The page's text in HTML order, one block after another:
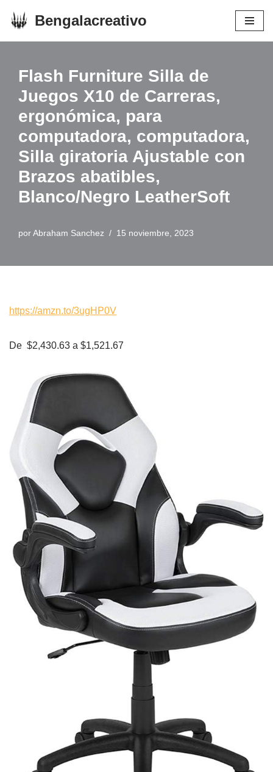
Bengalacreativo
Flash Furniture Silla de
Juegos X10 de Carreras,
ergonómica, para
computadora, computadora,
Silla giratoria Ajustable con
Brazos abatibles,
Blanco/Negro LeatherSoft
porAbraham Sanchez 15 noviembre, 2023
https://amzn.to/3ugHP0V
De $2,430.63 a $1,521.67